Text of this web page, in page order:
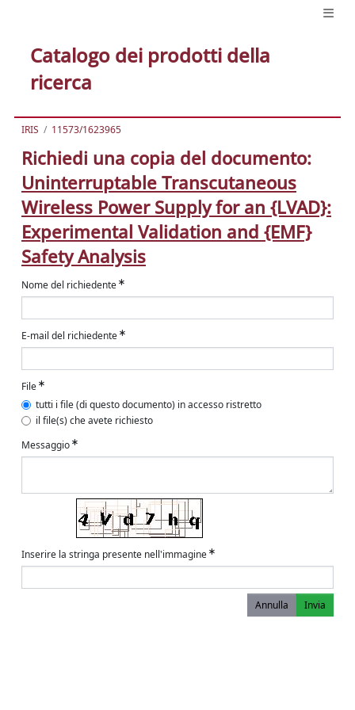
Catalogo dei prodotti della
ricerca
IRIS 11573/1623965
Richiedi una copia del documento:
Uninterruptable Transcutaneous
Wireless Power Supply for an {LVAD}:
Experimental Validation and {EMF}
Safety Analysis
Nome del richiedente
E-mail del richiedente
File
tutti i file (di questo documento) in accesso ristretto
il file(s) che avete richiesto
Messaggio
Inserire la stringa presente nell'immagine
Annulla Invia